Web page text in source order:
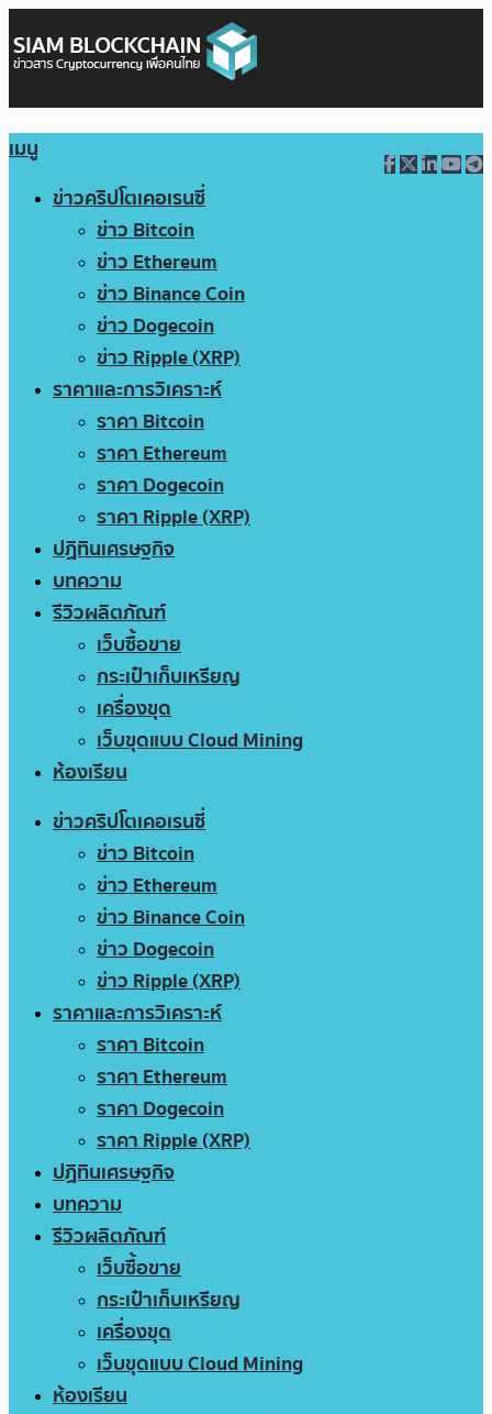
เมนู
ข่าวคริปโตเคอเรนซี่
ข่าว Bitcoin
ข่าว Ethereum
ข่าว Binance Coin
ข่าว Dogecoin
ข่าว Ripple (XRP)
ราคาและการวิเคราะห์
ราคา Bitcoin
ราคา Ethereum
ราคา Dogecoin
ราคา Ripple (XRP)
ปฏิทินเศรษฐกิจ
บทความ
รีวิวผลิตภัณฑ์
เว็บซื้อขาย
กระเป๋าเก็บเหรียญ
เครื่องขุด
เว็บขุดแบบ Cloud Mining
ห้องเรียน
ข่าวคริปโตเคอเรนซี่
ข่าว Bitcoin
ข่าว Ethereum
ข่าว Binance Coin
ข่าว Dogecoin
ข่าว Ripple (XRP)
ราคาและการวิเคราะห์
ราคา Bitcoin
ราคา Ethereum
ราคา Dogecoin
ราคา Ripple (XRP)
ปฏิทินเศรษฐกิจ
บทความ
รีวิวผลิตภัณฑ์
เว็บซื้อขาย
กระเป๋าเก็บเหรียญ
เครื่องขุด
เว็บขุดแบบ Cloud Mining
ห้องเรียน